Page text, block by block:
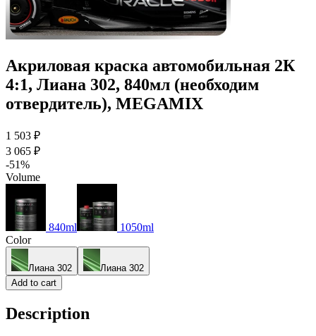
Акриловая краска автомобильная 2К
4:1, Лиана 302, 840мл (необходим
отвердитель), MEGAMIX
1 503 ₽
3 065 ₽
-51%
Volume
840ml
1050ml
Color
Лиана 302
Лиана 302
Add to cart
Description